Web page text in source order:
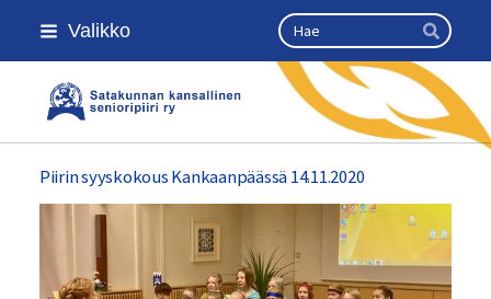
Siirry
sivun
Valikko Haku
Hae
Satakunnan kansallinen
Piirin syyskokous Kankaanpäässä 14.11.2020